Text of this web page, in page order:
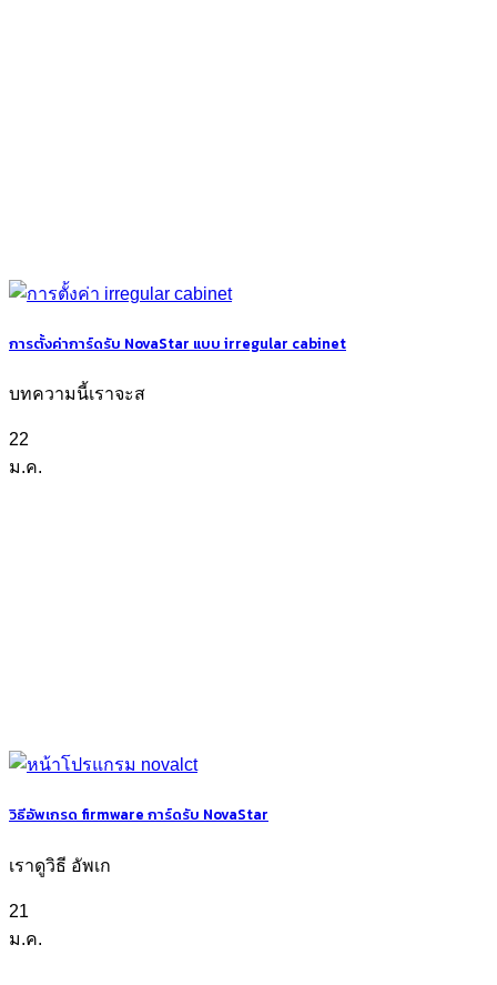
การตั้งค่าการ์ดรับ NovaStar แบบ irregular cabinet
บทความนี้เราจะส
22
ม.ค.
วิธีอัพเกรด firmware การ์ดรับ NovaStar
เราดูวิธี อัพเก
21
ม.ค.